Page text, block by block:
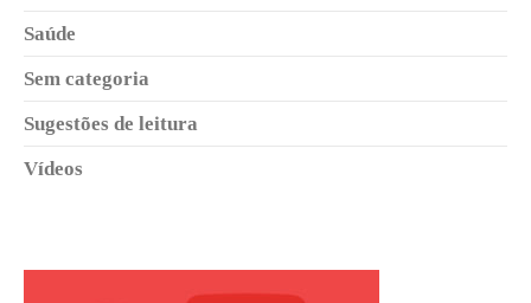
Saúde
Sem categoria
Sugestões de leitura
Vídeos